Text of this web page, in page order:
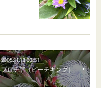
2005.11.13 03:51
プロテア（ピーチキング）